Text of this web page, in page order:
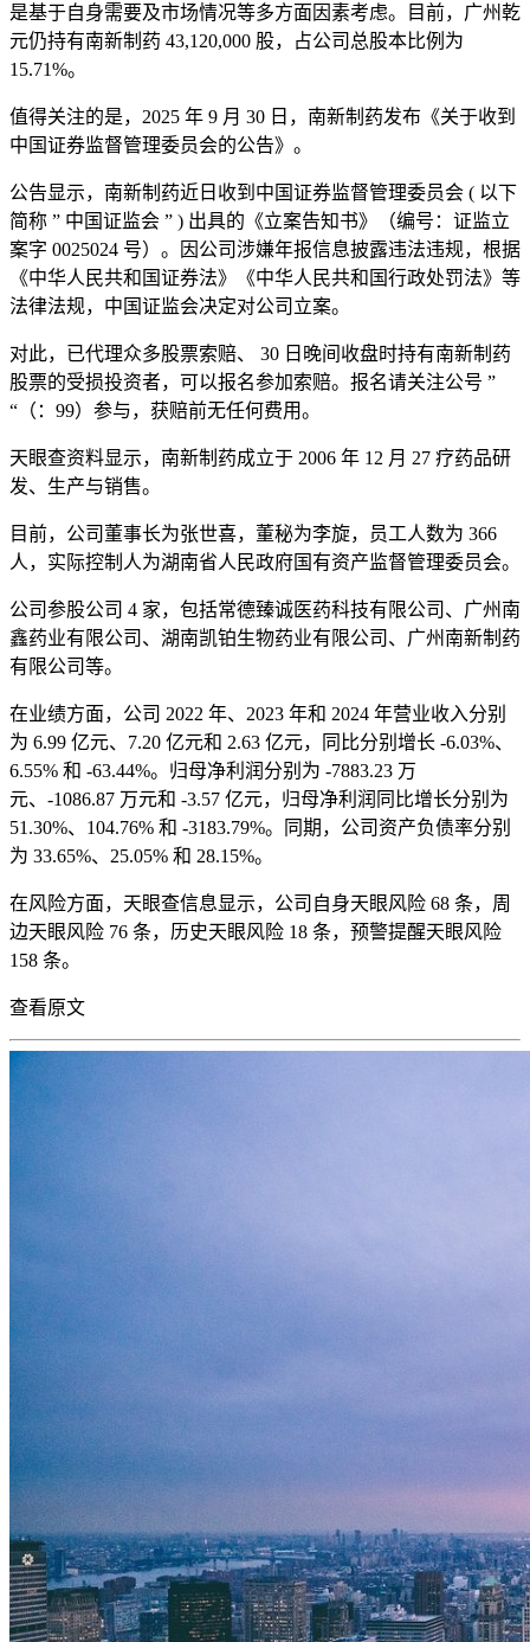
是基于自身需要及市场情况等多方面因素考虑。目前，广州乾
元仍持有南新制药 43,120,000 股，占公司总股本比例为
15.71%。
值得关注的是，2025 年 9 月 30 日，南新制药发布《关于收到
中国证券监督管理委员会的公告》。
公告显示，南新制药近日收到中国证券监督管理委员会 ( 以下
简称 ” 中国证监会 ” ) 出具的《立案告知书》（编号：证监立
案字 0025024 号）。因公司涉嫌年报信息披露违法违规，根据
《中华人民共和国证券法》《中华人民共和国行政处罚法》等
法律法规，中国证监会决定对公司立案。
对此，已代理众多股票索赔、 30 日晚间收盘时持有南新制药
股票的受损投资者，可以报名参加索赔。报名请关注公号 ”
“（：99）参与，获赔前无任何费用。
天眼查资料显示，南新制药成立于 2006 年 12 月 27 疗药品研
发、生产与销售。
目前，公司董事长为张世喜，董秘为李旋，员工人数为 366
人，实际控制人为湖南省人民政府国有资产监督管理委员会。
公司参股公司 4 家，包括常德臻诚医药科技有限公司、广州南
鑫药业有限公司、湖南凯铂生物药业有限公司、广州南新制药
有限公司等。
在业绩方面，公司 2022 年、2023 年和 2024 年营业收入分别
为 6.99 亿元、7.20 亿元和 2.63 亿元，同比分别增长 -6.03%、
6.55% 和 -63.44%。归母净利润分别为 -7883.23 万
元、-1086.87 万元和 -3.57 亿元，归母净利润同比增长分别为
51.30%、104.76% 和 -3183.79%。同期，公司资产负债率分别
为 33.65%、25.05% 和 28.15%。
在风险方面，天眼查信息显示，公司自身天眼风险 68 条，周
边天眼风险 76 条，历史天眼风险 18 条，预警提醒天眼风险
158 条。
查看原文